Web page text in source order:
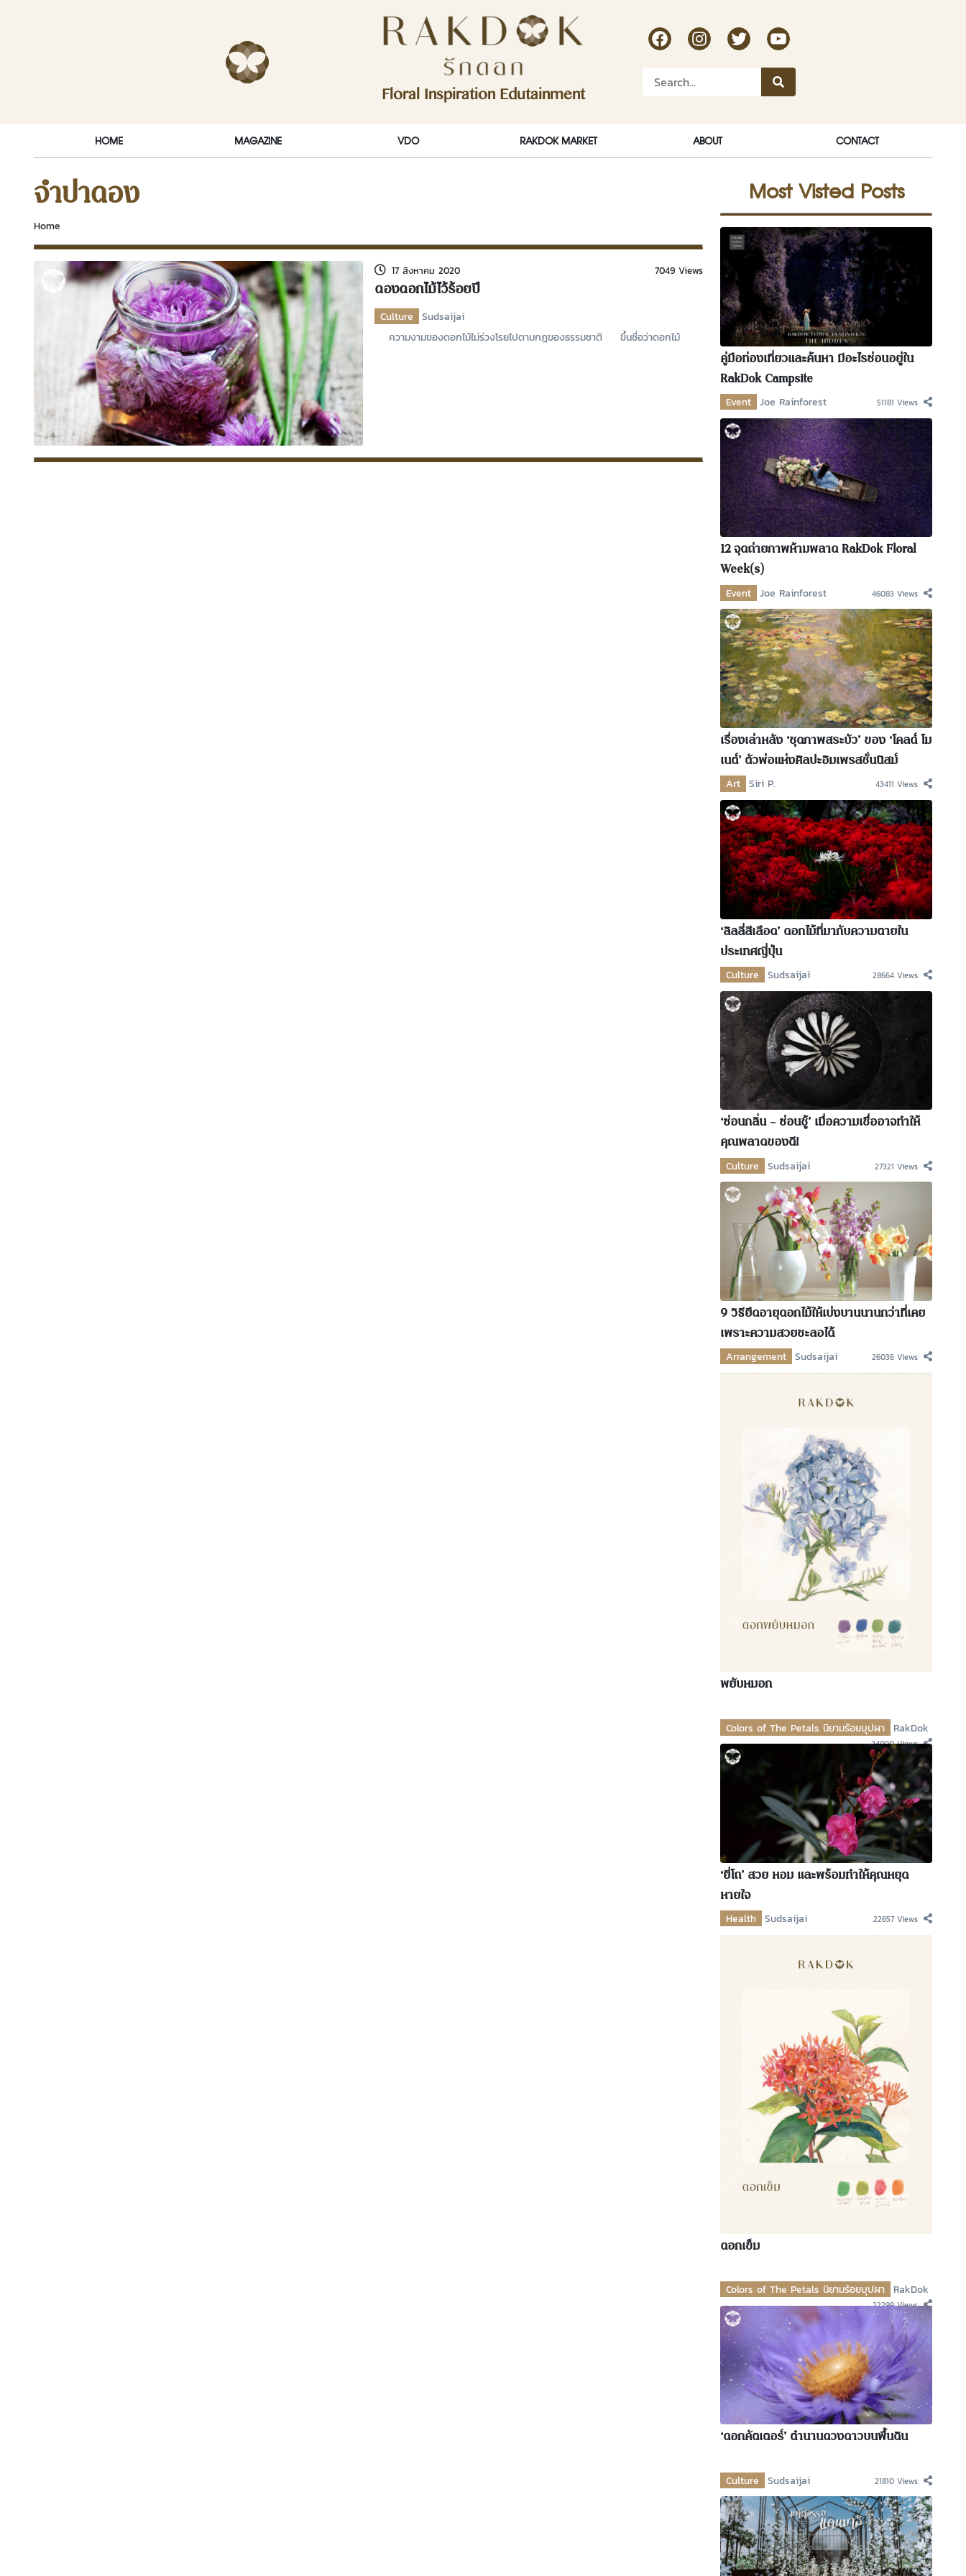
Floral Inspiration Edutainment
RakDok Channel Facebook
RakDok Channel Instagram
RakDok TwitterRakdok Channel Youtube
HOME MAGAZINE VDO RAKDOK MARKET ABOUT CONTACT
จำปาดอง
Home
17 สิงหาคม 2020 7049 Views
ดองดอกไม้ไว้ร้อยปี
Culture
Sudsaijai
ความงามของดอกไม้ไม่ร่วงโรยไปตามกฎของธรรมชาติ ขึ้นชื่อว่าดอกไม้
Most Visted Posts
คู่มือท่องเที่ยวและค้นหา มีอะไรซ่อนอยู่ใน
RakDok Campsite
Event Joe Rainforest 51181 Views
12 จุดถ่ายภาพห้ามพลาด RakDok Floral
Week(s)
Event Joe Rainforest 46083 Views
เรื่องเล่าหลัง ‘ชุดภาพสระบัว’ ของ ‘โคลด์ โม
เนต์’ ตัวพ่อแห่งศิลปะอิมเพรสชั่นนิสม์
Art Siri P. 43411 Views
‘ลิลลี่สีเลือด’ ดอกไม้ที่มากับความตายใน
ประเทศญี่ปุ่น
Culture Sudsaijai 28664 Views
‘ซ่อนกลิ่น – ซ่อนชู้’ เมื่อความเชื่ออาจทำให้
คุณพลาดของดี!
Culture Sudsaijai 27321 Views
9 วิธียืดอายุดอกไม้ให้เบ่งบานนานกว่าที่เคย
เพราะความสวยชะลอได้
Arrangement Sudsaijai 26036 Views
พยับหมอก
Colors of The Petals นิยามร้อยบุปผา RakDok
24900 Views
‘ยี่โถ’ สวย หอม และพร้อมทำให้คุณหยุด
หายใจ
Health Sudsaijai 22657 Views
ดอกเข็ม
Colors of The Petals นิยามร้อยบุปผา RakDok
22299 Views
‘ดอกคัตเตอร์’ ตำนานดวงดาวบนพื้นดิน
Culture Sudsaijai 21810 Views